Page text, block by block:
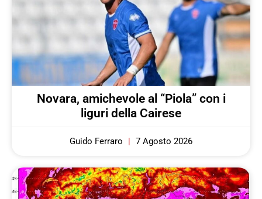
Novara, amichevole al “Piola” con i
liguri della Cairese
Guido Ferraro 7 Agosto 2026